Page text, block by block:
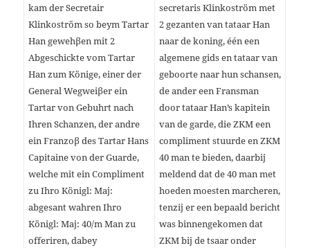
kam der Secretair
Klinkoström so beym Tartar
Han gewehβen mit 2
Abgeschickte vom Tartar
Han zum Könige, einer der
General Wegweiβer ein
Tartar von Gebuhrt nach
Ihren Schanzen, der andre
ein Franzoβ des Tartar Hans
Capitaine von der Guarde,
welche mit ein Compliment
zu Ihro Königl: Maj:
abgesant wahren Ihro
Königl: Maj: 40/m Man zu
offeriren, dabey
secretaris Klinkoström met
2 gezanten van tataar Han
naar de koning, één een
algemene gids en tataar van
geboorte naar hun schansen,
de ander een Fransman
door tataar Han’s kapitein
van de garde, die ZKM een
compliment stuurde en ZKM
40 man te bieden, daarbij
meldend dat de 40 man met
hoeden moesten marcheren,
tenzij er een bepaald bericht
was binnengekomen dat
ZKM bij de tsaar onder